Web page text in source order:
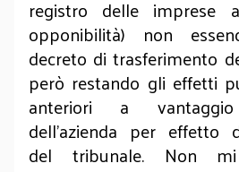
registro delle imprese
opponibilità) non
decreto di trasferimento
però restando gli effetti
anteriori a vantaggio
dell’azienda per effetto
del tribunale. Non